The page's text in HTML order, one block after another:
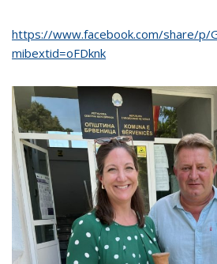
https://www.facebook.com/share/p/
mibextid=oFDknk